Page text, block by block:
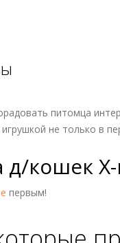
питомца
не только в
д/кошек
первым!